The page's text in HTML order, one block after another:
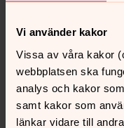
Vi använder kakor
Vissa av våra kakor
webbplatsen ska
analys och kakor
samt kakor som
länkar vidare till
2026. Det första
Podden Folkets
exempelvis på
Avsnitten är
kyrkan i utlandet.